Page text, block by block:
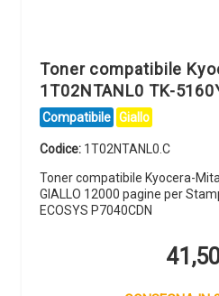
Toner compatibile
1T02NTANL0 TK-
Compatibile Giallo
Codice: 1T02NTANL0.C
Toner compatibile Kyocera-
GIALLO 12000 pagine per
ECOSYS P7040CDN